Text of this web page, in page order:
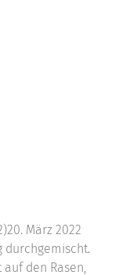
März 2022
durchgemischt.
den Rasen,